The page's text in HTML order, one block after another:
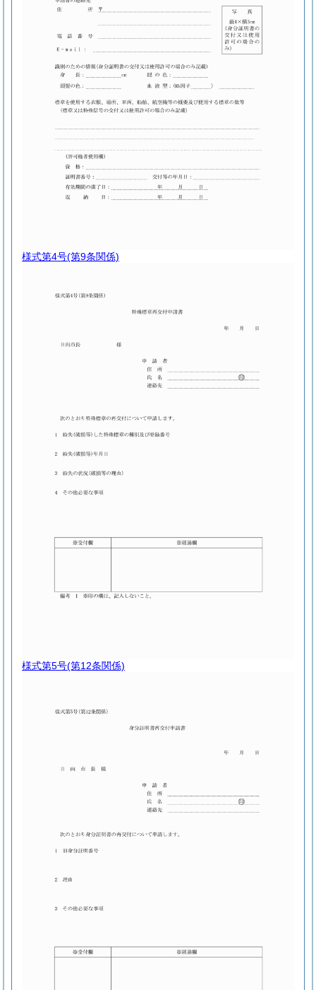
様式第4号(第9条関係)
様式第5号(第12条関係)